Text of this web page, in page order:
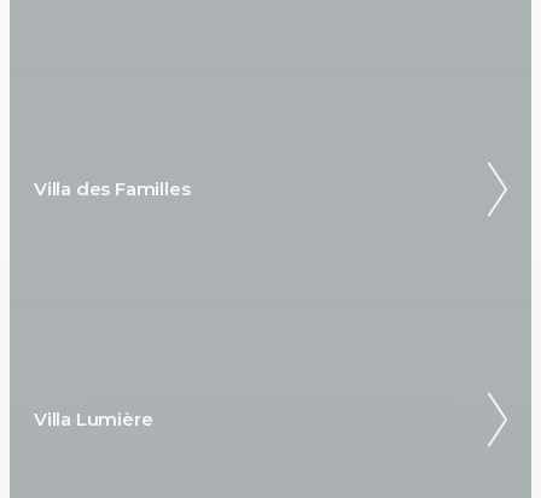
Villa des Familles
Villa Lumière